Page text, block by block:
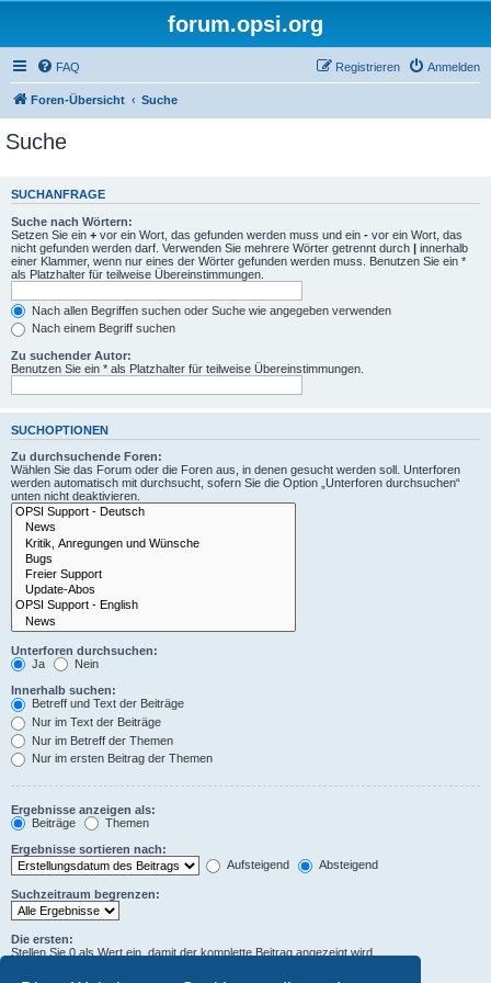
forum.opsi.org
FAQ Anmelden
Registrieren
Foren-Übersicht Suche
Suche
SUCHANFRAGE
Suche nach Wörtern:
Setzen Sie ein + vor ein Wort, das gefunden werden muss und ein - vor ein Wort, das
nicht gefunden werden darf. Verwenden Sie mehrere Wörter getrennt durch | innerhalb
einer Klammer, wenn nur eines der Wörter gefunden werden muss. Benutzen Sie ein *
als Platzhalter für teilweise Übereinstimmungen.
Nach allen Begriffen suchen oder Suche wie angegeben verwenden
Nach einem Begriff suchen
Zu suchender Autor:
Benutzen Sie ein * als Platzhalter für teilweise Übereinstimmungen.
SUCHOPTIONEN
Zu durchsuchende Foren:
Wählen Sie das Forum oder die Foren aus, in denen gesucht werden soll. Unterforen
werden automatisch mit durchsucht, sofern Sie die Option „Unterforen durchsuchen“
unten nicht deaktivieren.
Unterforen durchsuchen:
Ja
Nein
Innerhalb suchen:
Betreff und Text der Beiträge
Nur im Text der Beiträge
Nur im Betreff der Themen
Nur im ersten Beitrag der Themen
Ergebnisse anzeigen als:
Beiträge
Themen
Ergebnisse sortieren nach:
Aufsteigend
Absteigend
Suchzeitraum begrenzen:
Die ersten:
Stellen Sie 0 als Wert ein, damit der komplette Beitrag angezeigt wird.